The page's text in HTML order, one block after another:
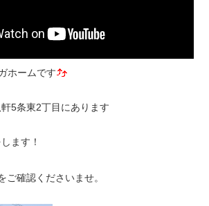
ホームです
5条東2丁目にあります
ます！
ご確認くださいませ。